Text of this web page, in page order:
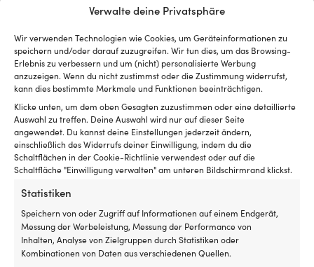
Verwalte deine Privatsphäre
Wir verwenden Technologien wie Cookies, um Geräteinformationen zu
speichern und/oder darauf zuzugreifen. Wir tun dies, um das Browsing-
Erlebnis zu verbessern und um (nicht) personalisierte Werbung
anzuzeigen. Wenn du nicht zustimmst oder die Zustimmung widerrufst,
kann dies bestimmte Merkmale und Funktionen beeinträchtigen.
Klicke unten, um dem oben Gesagten zuzustimmen oder eine detaillierte
Auswahl zu treffen. Deine Auswahl wird nur auf dieser Seite
angewendet. Du kannst deine Einstellungen jederzeit ändern,
einschließlich des Widerrufs deiner Einwilligung, indem du die
Schaltflächen in der Cookie-Richtlinie verwendest oder auf die
Schaltfläche "Einwilligung verwalten" am unteren Bildschirmrand klickst.
Statistiken
Speichern von oder Zugriff auf Informationen auf einem Endgerät,
Messung der Werbeleistung, Messung der Performance von
Inhalten, Analyse von Zielgruppen durch Statistiken oder
Kombinationen von Daten aus verschiedenen Quellen.
Dieses
Produkt
weist
Varianten
auf.
Die
Optionen
können
gewählt
werden
Decksgestell NOCK Täckskär, 10
Meter + Bootspersenning +
Tasche
UVP919,99€Ursprünglicher
Preis
war:
919,99 €
829,99€Aktueller
Preis
ist:
829,99 €.
Dieses
Produkt
weist
Varianten
auf.
Die
Optionen
können
gewählt
werden
Decksgestell NOCK Täckskär, 11
Meter + Bootspersenning +
Tasche
UVP949,99€
war:
949,99 €
929,99€